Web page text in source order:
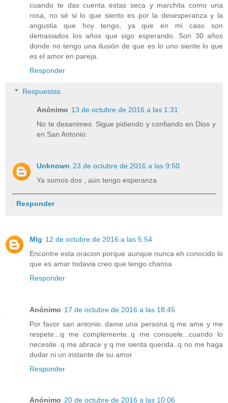
cuando te das cuenta estas seca y marchita como una
rosa, no sé si lo que siento es por la desesperanza y la
angustia que hoy tengo, ya que en mi caso son
demasiados los años que sigo esperando. Son 30 años
donde no tengo una ilusión de que es lo uno siente lo que
es el amor en pareja.
Responder
Respuestas
Anónimo 13 de octubre de 2016 a las 1:31
No te desanimes. Sigue pidiendo y confiando en Dios y
en San Antonio.
Unknown 23 de octubre de 2016 a las 9:50
Ya somos dos , aún tengo esperanza
Responder
Mlg 12 de octubre de 2016 a las 5:54
Encontre esta oracion porque aunque nunca eh conocido lo
que es amar todavia creo que tengo chansa
Responder
Anónimo 17 de octubre de 2016 a las 18:45
Por favor san antonio..dame una persona q me ame y me
respete...q me complemente..q me consuele...cuando lo
necesite..q me abrace y q me sienta querida..q no me haga
dudar ni un instante de su amor
Responder
Anónimo 20 de octubre de 2016 a las 10:06